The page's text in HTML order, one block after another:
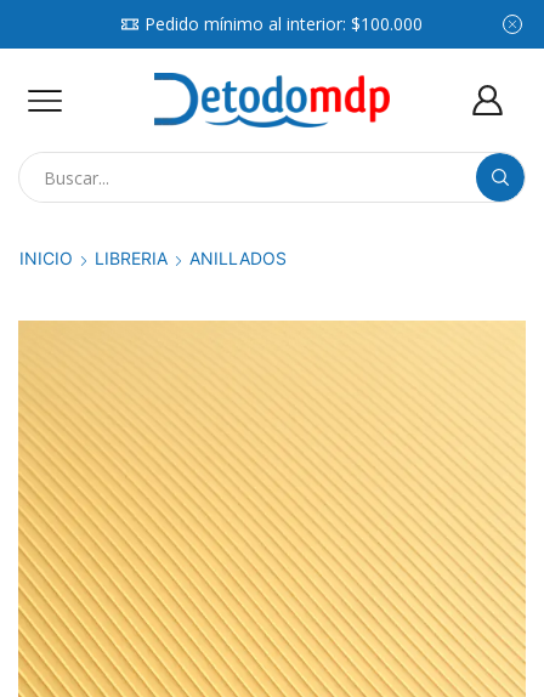
Pedido mínimo al interior: $100.000
INICIO LIBRERIA ANILLADOS